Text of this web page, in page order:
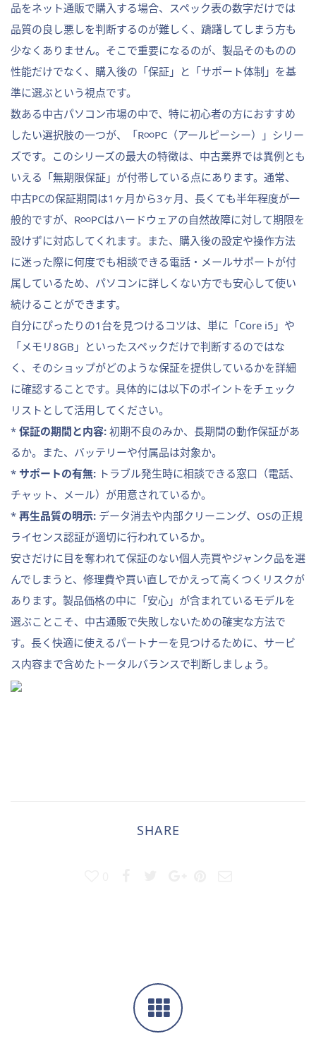
品をネット通販で購入する場合、スペック表の数字だけでは
品質の良し悪しを判断するのが難しく、躊躇してしまう方も
少なくありません。そこで重要になるのが、製品そのものの
性能だけでなく、購入後の「保証」と「サポート体制」を基
準に選ぶという視点です。
数ある中古パソコン市場の中で、特に初心者の方におすすめ
したい選択肢の一つが、「R∞PC（アールピーシー）」シリー
ズです。このシリーズの最大の特徴は、中古業界では異例とも
いえる「無期限保証」が付帯している点にあります。通常、
中古PCの保証期間は1ヶ月から3ヶ月、長くても半年程度が一
般的ですが、R∞PCはハードウェアの自然故障に対して期限を
設けずに対応してくれます。また、購入後の設定や操作方法
に迷った際に何度でも相談できる電話・メールサポートが付
属しているため、パソコンに詳しくない方でも安心して使い
続けることができます。
自分にぴったりの1台を見つけるコツは、単に「Core i5」や
「メモリ8GB」といったスペックだけで判断するのではな
く、そのショップがどのような保証を提供しているかを詳細
に確認することです。具体的には以下のポイントをチェック
リストとして活用してください。
* 保証の期間と内容: 初期不良のみか、長期間の動作保証があ
るか。また、バッテリーや付属品は対象か。
* サポートの有無: トラブル発生時に相談できる窓口（電話、
チャット、メール）が用意されているか。
* 再生品質の明示: データ消去や内部クリーニング、OSの正規
ライセンス認証が適切に行われているか。
安さだけに目を奪われて保証のない個人売買やジャンク品を選
んでしまうと、修理費や買い直しでかえって高くつくリスクが
あります。製品価格の中に「安心」が含まれているモデルを
選ぶことこそ、中古通販で失敗しないための確実な方法で
す。長く快適に使えるパートナーを見つけるために、サービ
ス内容まで含めたトータルバランスで判断しましょう。
SHARE